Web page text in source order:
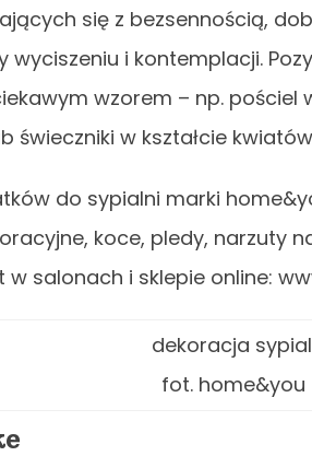
się z bezsennością,
wyciszeniu i kontemplacji.
wzorem – np. pościel
świeczniki w kształcie
do sypialni marki
koce, pledy, narzuty
salonach i sklepie online:
fot. home&you